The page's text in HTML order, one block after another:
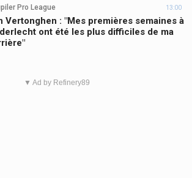
Pro League 13:00
Vertonghen : "Mes premières semaines à
ont été les plus difficiles de ma
▼ Ad by Refinery89